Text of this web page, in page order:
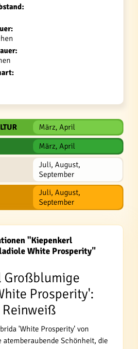
März, April
März, April
Juli, August,
September
Juli, August,
September
"Kiepenkerl
White Prosperity"
Großblumige
Prosperity':
'White Prosperity' von
atemberaubende Schönheit, die